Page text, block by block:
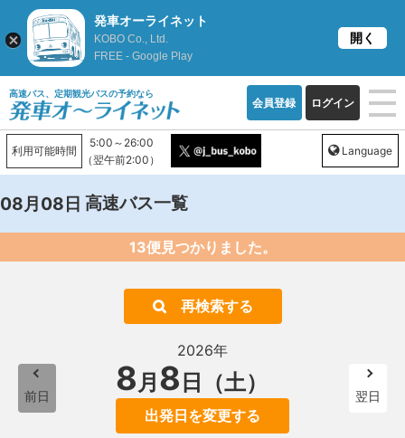
高速バス、定期観光バスの予約なら
会員登録 ログイン
利用可能時間
5:00～26:00
（翌午前2:00）
Language
08月08日 高速バス一覧
13便見つかりました。
再検索する
前日
2026年
8月 8 日（土）
出発日を変更する
翌日
発車オーライネット
KOBO Co., Ltd.
FREE - Google Play
開く